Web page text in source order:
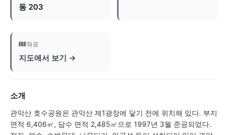
동 203
좌표
지도에서 보기 →
소개
관악산 호수공원은 관악산 제1광장에 닿기 전에 위치해 있다. 부지
면적 6,406㎡, 담수 면적 2,485㎡으로 1997년 3월 준공되었다.